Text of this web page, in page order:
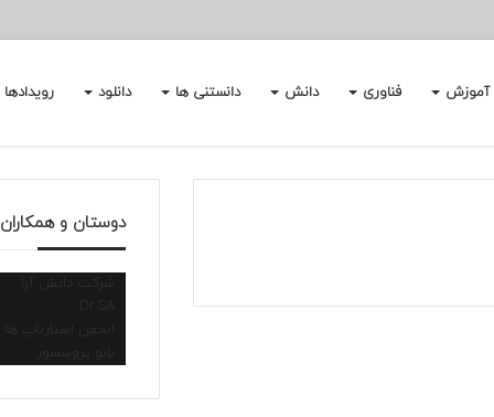
آموزش فناوری دانش دانستنی ها دانلود رویدادها
دوستان و همکاران
شرکت دانش آرا
انجمن استارتاپ ها
نانو پروسسور